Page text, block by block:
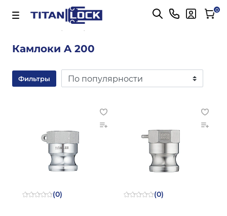
Важно! Для оплаты заказов Подробнее 0
Камлоки A 200
Фильтры
(0) (0)